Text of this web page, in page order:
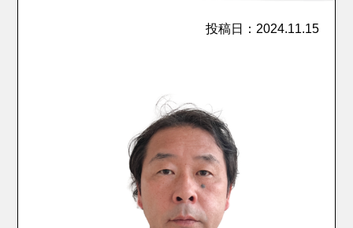
投稿日：2024.11.15